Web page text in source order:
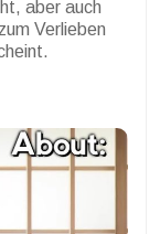
aber auch
Verlieben